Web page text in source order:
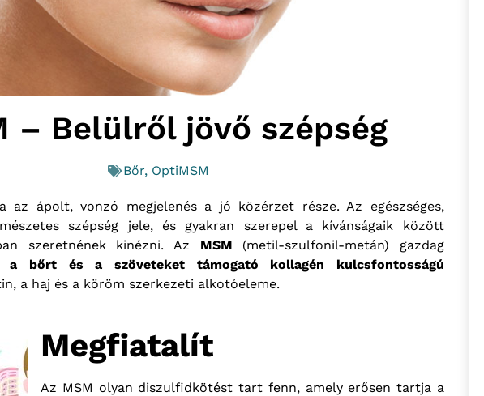
– Belülről jövő szépség
Bőr, OptiMSM
az ápolt, vonzó megjelenés a jó közérzet része. Az egészséges,
szépség jele, és gyakran szerepel a kívánságaik között
szeretnének kinézni. Az MSM (metil-szulfonil-metán) gazdag
a bőrt és a szöveteket támogató
kollagén kulcsfontosságú
a haj és a köröm szerkezeti alkotóeleme.
Megfiatalít
Az MSM olyan diszulfidkötést tart fenn, amely erősen tartja a